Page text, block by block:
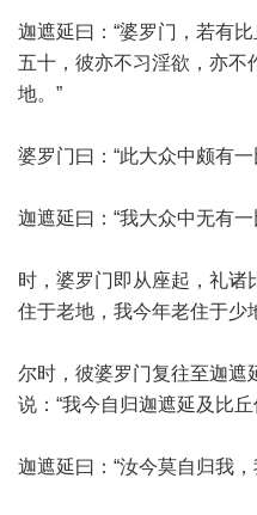
迦遮延曰：“婆罗门，若有
五十，彼亦不习淫欲，亦不
地。”
婆罗门曰：“此大众中颇有
迦遮延曰：“我大众中无有
时，婆罗门即从座起，礼诸
住于老地，我今年老住于少
尔时，彼婆罗门复往至迦遮
说：“我今自归迦遮延及比
迦遮延曰：“汝今莫自归我